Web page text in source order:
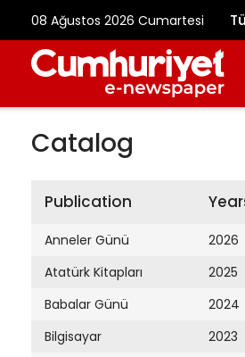
08 Ağustos 2026 Cumartesi
Catalog
Publication
Anneler Günü
Atatürk Kitapları
Babalar Günü
Bilgisayar
2026
2025
2024
2023